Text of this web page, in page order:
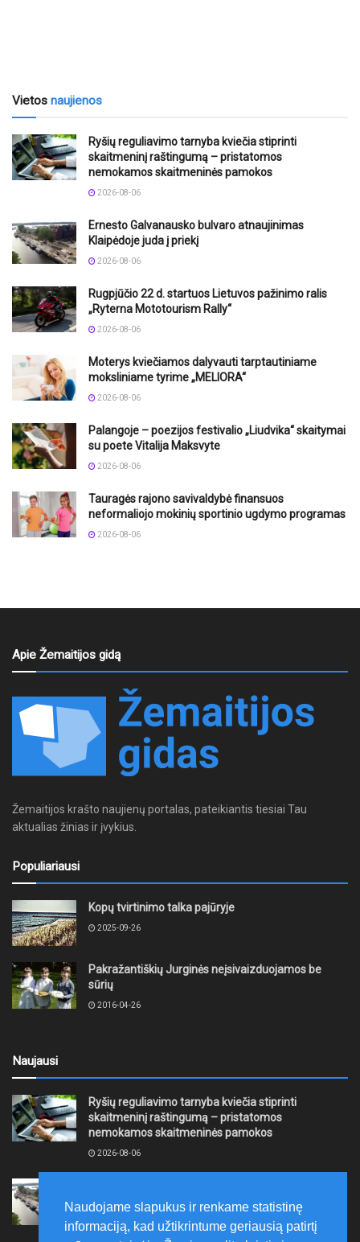
Vietos naujienos
Ryšių reguliavimo tarnyba kviečia stiprinti
skaitmeninį raštingumą – pristatomos
nemokamos skaitmeninės pamokos
2026-08-06
Ernesto Galvanausko bulvaro atnaujinimas
Klaipėdoje juda į priekį
2026-08-06
Rugpjūčio 22 d. startuos Lietuvos pažinimo ralis
„Ryterna Mototourism Rally“
2026-08-06
Moterys kviečiamos dalyvauti tarptautiniame
moksliniame tyrime „MELIORA“
2026-08-06
Palangoje – poezijos festivalio „Liudvika“ skaitymai
su poete Vitalija Maksvyte
2026-08-06
Tauragės rajono savivaldybė finansuos
neformaliojo mokinių sportinio ugdymo programas
2026-08-06
Apie Žemaitijos gidą
Žemaitijos krašto naujienų portalas, pateikiantis tiesiai Tau
aktualias žinias ir įvykius.
Populiariausi
Kopų tvirtinimo talka pajūryje
2025-09-26
Pakražantiškių Jurginės neįsivaizduojamos be
sūrių
2016-04-26
Naujausi
Ryšių reguliavimo tarnyba kviečia stiprinti
skaitmeninį raštingumą – pristatomos
nemokamos skaitmeninės pamokos
2026-08-06
Klaipėdoje juda į priekį
2026-08-06
Naudojame slapukus ir renkame statistinę
informaciją, kad užtikrintume geriausią patirtį